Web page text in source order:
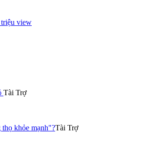
view
Tài Trợ
thọ khỏe mạnh"?Tài Trợ